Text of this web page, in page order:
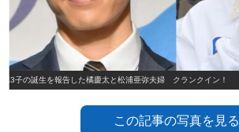
第3子の誕生を報告した橘慶太と松浦亜弥夫婦 クランクイン！
この記事の写真を見る